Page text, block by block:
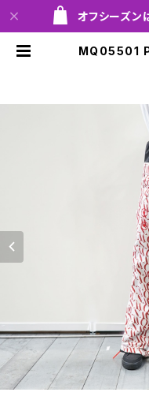
オフシーズン
MQ05501